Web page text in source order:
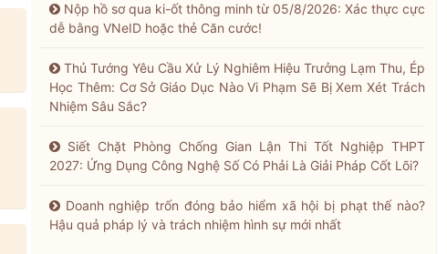
Nộp hồ sơ qua ki-ốt thông minh từ 05/8/2026: Xác thực cực
dễ bằng VNeID hoặc thẻ Căn cước!
Thủ Tướng Yêu Cầu Xử Lý Nghiêm Hiệu Trưởng Lạm Thu, Ép
Học Thêm: Cơ Sở Giáo Dục Nào Vi Phạm Sẽ Bị Xem Xét Trách
Nhiệm Sâu Sắc?
Siết Chặt Phòng Chống Gian Lận Thi Tốt Nghiệp THPT
2027: Ứng Dụng Công Nghệ Số Có Phải Là Giải Pháp Cốt Lõi?
Doanh nghiệp trốn đóng bảo hiểm xã hội bị phạt thế nào?
Hậu quả pháp lý và trách nhiệm hình sự mới nhất